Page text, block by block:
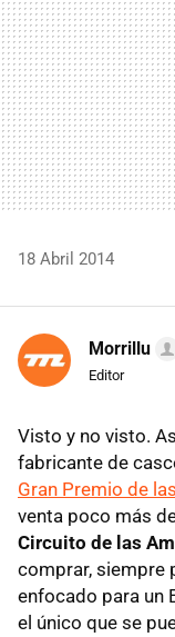
18 Abril 2014
Morrillu
Editor
Visto y no visto.
fabricante de
Gran Premio de
venta poco más
Circuito de las
comprar, siempre
enfocado para un
el único que se